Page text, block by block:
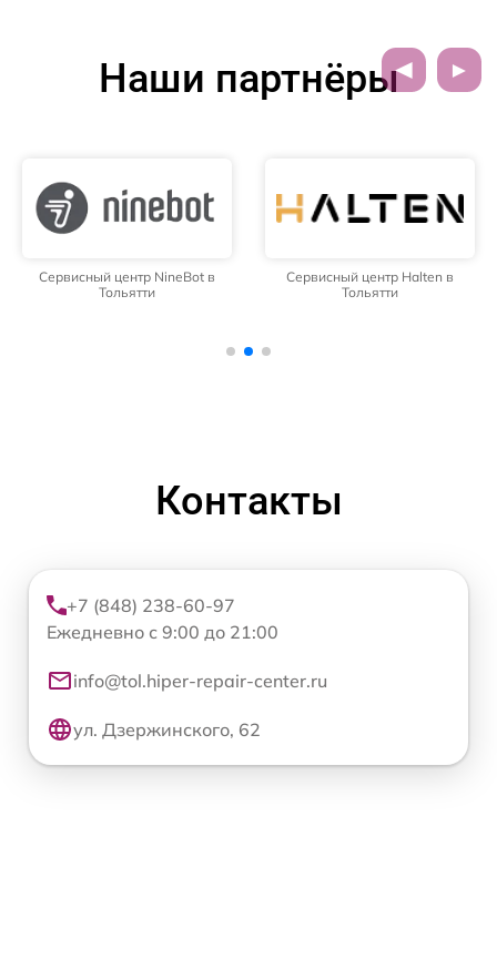
Наши партнёры
Сервисный центр NineBot в
Тольятти
Сервисный центр Halten в
Тольятти
Контакты
+7 (848) 238-60-97
Ежедневно с 9:00 до 21:00
info@tol.hiper-repair-center.ru
ул. Дзержинского, 62